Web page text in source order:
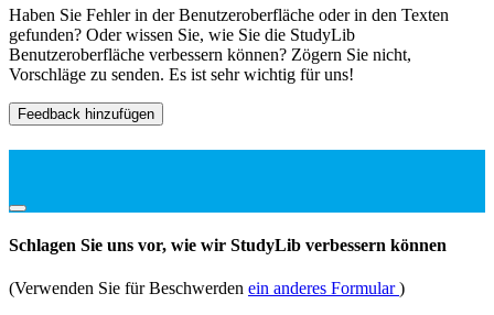
Haben Sie Fehler in der Benutzeroberfläche oder in den Texten
gefunden? Oder wissen Sie, wie Sie die StudyLib
Benutzeroberfläche verbessern können? Zögern Sie nicht,
Vorschläge zu senden. Es ist sehr wichtig für uns!
Feedback hinzufügen
Schlagen Sie uns vor, wie wir StudyLib verbessern können
(Verwenden Sie für Beschwerden ein anderes Formular)